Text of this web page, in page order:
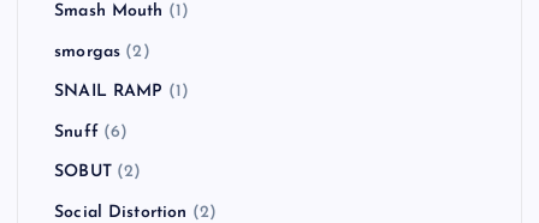
Smash Mouth (1)
smorgas (2)
SNAIL RAMP (1)
Snuff (6)
SOBUT(2)
Social Distortion (2)